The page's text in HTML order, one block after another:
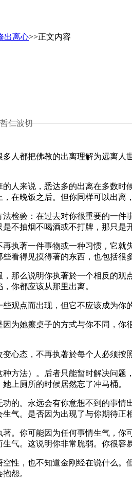
出离心>>正文内容
仁波切
都把佛教的出离理解为远离人
来说，悉达多的出离在多数时
在晚饭之后。但你同样可以出离
验：在过去对你很重要的一件
不抽烟不喝酒或不打牌，那只是
著一件事物或一种习惯，它就
看得见摸得著的东西，也包括很
么说明你执著於一个相反的观
你都应该从那里出离。
点而出现，但它不应该成为你
她擦桌子的方式与你不同，你
态，不再执著於每个人必须按
法）。后者只能暂时解决问题
上厕所的时候居然忘了冲马桶。
。永远会有你意想不到的事情
气。是否因为出现了与你期待正
你可能因为任何事情生气，你
气。这说明你非常脆弱。你很容
，也不知道金刚经在说什么。
怨。